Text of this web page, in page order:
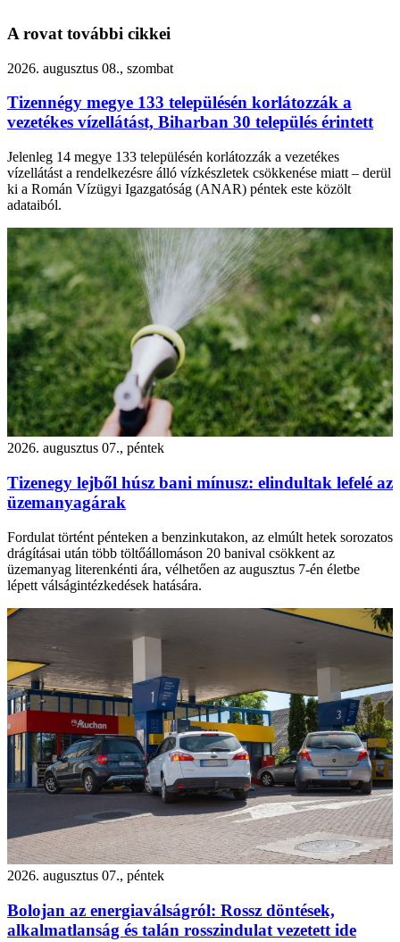
A rovat további cikkei
2026. augusztus 08., szombat
Tizennégy megye 133 településén korlátozzák a
vezetékes vízellátást, Biharban 30 település érintett
Jelenleg 14 megye 133 településén korlátozzák a vezetékes
vízellátást a rendelkezésre álló vízkészletek csökkenése miatt – derül
ki a Román Vízügyi Igazgatóság (ANAR) péntek este közölt
adataiból.
2026. augusztus 07., péntek
Tizenegy lejből húsz bani mínusz: elindultak lefelé az
üzemanyagárak
Fordulat történt pénteken a benzinkutakon, az elmúlt hetek sorozatos
drágításai után több töltőállomáson 20 banival csökkent az
üzemanyag literenkénti ára, vélhetően az augusztus 7-én életbe
lépett válságintézkedések hatására.
2026. augusztus 07., péntek
Bolojan az energiaválságról: Rossz döntések,
alkalmatlanság és talán rosszindulat vezetett ide